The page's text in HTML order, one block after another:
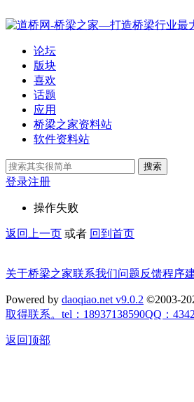
论坛
版块
喜欢
话题
应用
桥梁之家资料站
软件资料站
搜索
登录注册
操作失败
返回上一页 或者 回到首页
关于桥梁之家联系我们问题反馈程序
Powered by daoqiao.net v9.0.2 ©2003-
取得联系。tel：18937138590QQ：
返回顶部